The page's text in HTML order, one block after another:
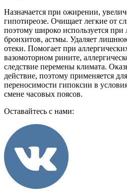
Назначается при ожирении,
гипотиреозе. Очищает легкие от
поэтому широко используется при
бронхитов, астмы. Удаляет
отеки. Помогает при
вазомоторном рините,
следствие перемены климата.
действие, поэтому применяется
переносимости гипоксии в
смене часовых поясов.
Оставайтесь с нами: